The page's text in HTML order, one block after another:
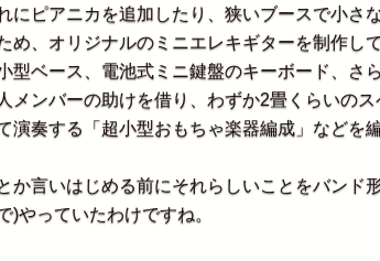
にピアニカを追加したり、狭いブースで小さ
め、オリジナルのミニエレキギターを制作し
型ベース、電池式ミニ鍵盤のキーボード、さ
メンバーの助けを借り、わずか2畳くらいのス
演奏する「超小型おもちゃ楽器編成」などを
言いはじめる前にそれらしいことをバンド
)やっていたわけですね。